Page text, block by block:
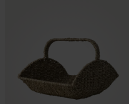
5,69 kg